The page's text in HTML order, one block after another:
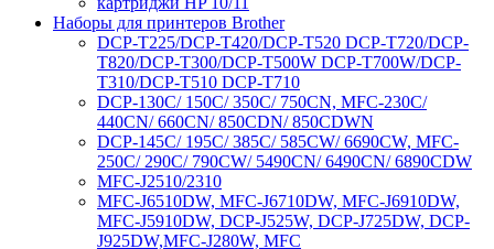
Наборы для принтеров Brother
DCP-T225/DCP-T420/DCP-T520 DCP-T720/DCP-
T820/DCP-T300/DCP-T500W DCP-T700W/DCP-
T310/DCP-T510 DCP-T710
DCP-130C/ 150C/ 350C/ 750CN, MFC-230C/
440CN/ 660CN/ 850CDN/ 850CDWN
DCP-145C/ 195C/ 385C/ 585CW/ 6690CW, MFC-
250C/ 290C/ 790CW/ 5490CN/ 6490CN/ 6890CDW
MFC-J2510/2310
MFC-J6510DW, MFC-J6710DW, MFC-J6910DW,
MFC-J5910DW, DCP-J525W, DCP-J725DW, DCP-
J925DW,MFC-J280W, MFC